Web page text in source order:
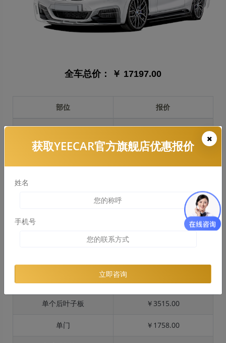
全车总价： ￥ 17197.00
部位 报价
前保险杠 ￥3156.00
引擎盖 ￥3946.00
车顶 ￥3733.00
单个后叶子板 ￥3515.00
单门 ￥1758.00
获取YEECAR官方旗舰店优惠报价
姓名
手机号
立即咨询